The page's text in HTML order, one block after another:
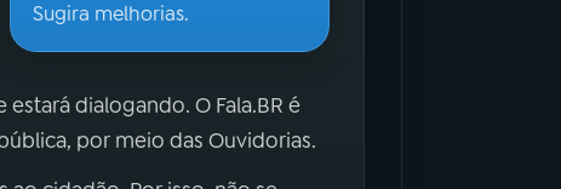
Sugira melhorias.
dialogando. O Fala.BR é
por meio das Ouvidorias.